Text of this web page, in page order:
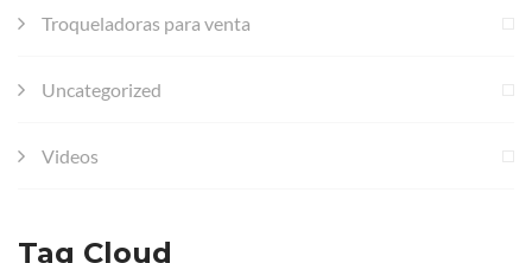
Troqueladoras para venta
Uncategorized
Videos
Tag Cloud